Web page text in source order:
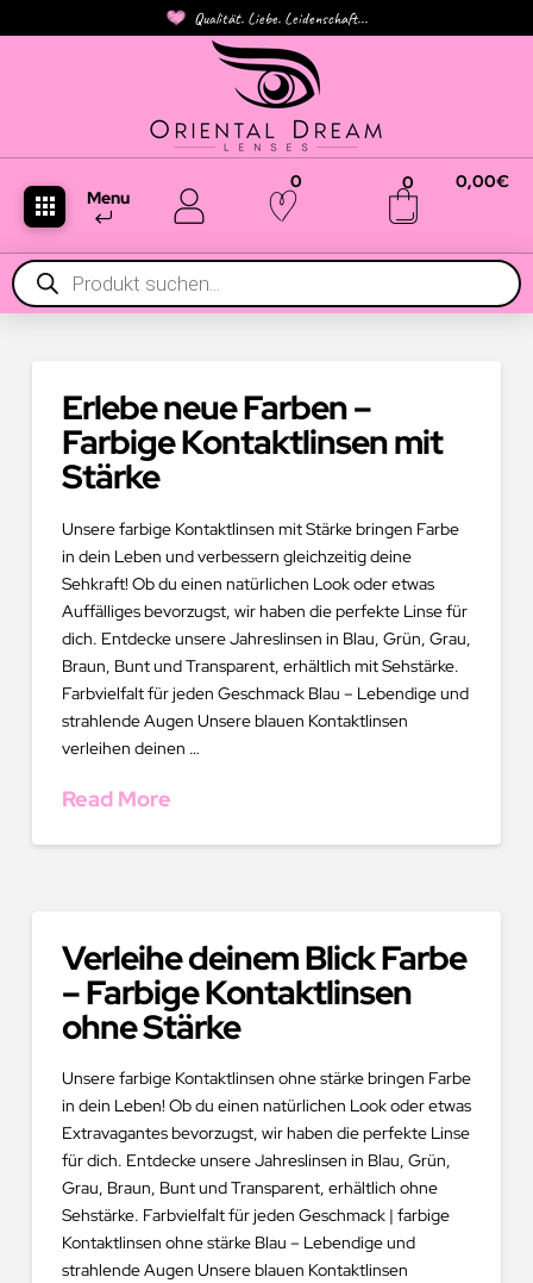
Qualität. Liebe. Leidenschaft...
Menu
0 0 0,00€
Products
search
Erlebe neue Farben –
Farbige Kontaktlinsen mit
Stärke
Unsere farbige Kontaktlinsen mit Stärke bringen Farbe
in dein Leben und verbessern gleichzeitig deine
Sehkraft! Ob du einen natürlichen Look oder etwas
Auffälliges bevorzugst, wir haben die perfekte Linse für
dich. Entdecke unsere Jahreslinsen in Blau, Grün, Grau,
Braun, Bunt und Transparent, erhältlich mit Sehstärke.
Farbvielfalt für jeden Geschmack Blau – Lebendige und
strahlende Augen Unsere blauen Kontaktlinsen
verleihen deinen …
Read More
Verleihe deinem Blick Farbe
– Farbige Kontaktlinsen
ohne Stärke
Unsere farbige Kontaktlinsen ohne stärke bringen Farbe
in dein Leben! Ob du einen natürlichen Look oder etwas
Extravagantes bevorzugst, wir haben die perfekte Linse
für dich. Entdecke unsere Jahreslinsen in Blau, Grün,
Grau, Braun, Bunt und Transparent, erhältlich ohne
Sehstärke. Farbvielfalt für jeden Geschmack | farbige
Kontaktlinsen ohne stärke Blau – Lebendige und
strahlende Augen Unsere blauen Kontaktlinsen